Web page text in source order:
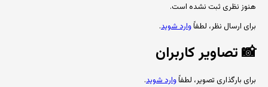
هنوز نظری ثبت نشده است.
برای ارسال نظر، لطفاًوارد شوید.
📸تصاویر کاربران
برای بارگذاری تصویر، لطفاًوارد شوید.